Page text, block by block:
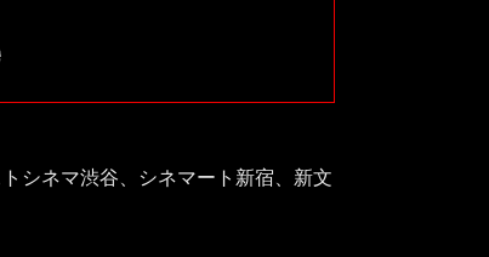
シネマ渋谷、シネマート新宿、新文